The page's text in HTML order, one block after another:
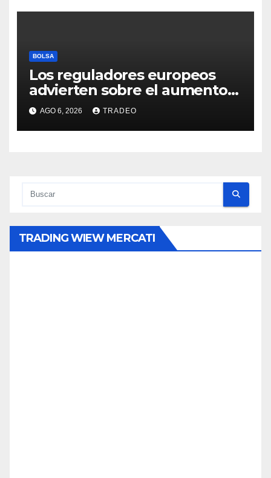
BOLSA
Los reguladores europeos
advierten sobre el aumento
del fraude con criptos tras la
llegada de MiCA
AGO 6, 2026 TRADEO
TRADING WIEW MERCATI